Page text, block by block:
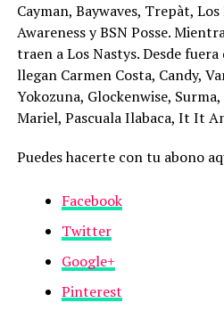
Cayman, Baywaves, Trepàt,
Awareness y BSN Posse.
traen a Los Nastys. Desde
llegan Carmen Costa, Candy,
Yokozuna, Glockenwise,
Mariel, Pascuala Ilabaca, It It
Puedes hacerte con tu abono
Facebook
Twitter
Google+
Pinterest